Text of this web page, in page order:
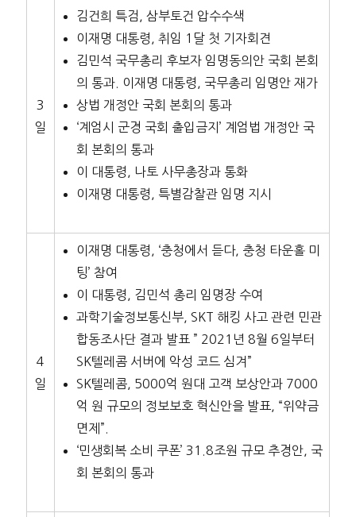
3
일
김건희 특검, 삼부토건 압수수색
이재명 대통령, 취임 1달 첫 기자회견
김민석 국무총리 후보자 임명동의안 국회 본회
의 통과. 이재명 대통령, 국무총리 임명안 재가
상법 개정안 국회 본회의 통과
‘계엄시 군경 국회 출입금지’ 계엄법 개정안 국
회 본회의 통과
이 대통령, 나토 사무총장과 통화
이재명 대통령, 특별감찰관 임명 지시
4
일
이재명 대통령, ‘충청에서 듣다, 충청 타운홀 미
팅’ 참여
이 대통령, 김민석 총리 임명장 수여
과학기술정보통신부, SKT 해킹 사고 관련 민관
합동조사단 결과 발표 ” 2021년 8월 6일부터
SK텔레콤 서버에 악성 코드 심겨”
SK텔레콤, 5000억 원대 고객 보상안과 7000
억 원 규모의 정보보호 혁신안을 발표, “위약금
면제”.
‘민생회복 소비 쿠폰’ 31.8조원 규모 추경안, 국
회 본회의 통과